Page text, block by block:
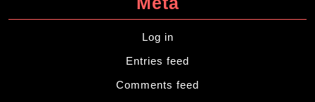
Log in
Entries feed
Comments feed